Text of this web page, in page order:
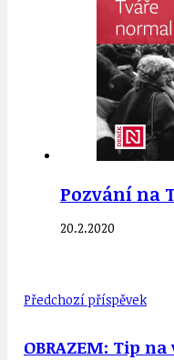
Pozvání na
20.2.2020
Předchozí příspěvek
OBRAZEM: Tip